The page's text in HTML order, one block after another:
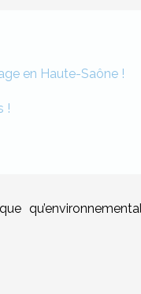
en Haute-Saône !
!